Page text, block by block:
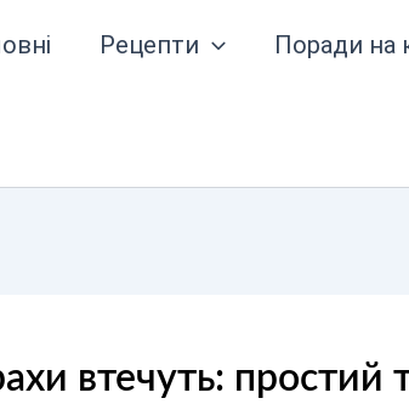
Рецепти Поради на
втечуть: простий